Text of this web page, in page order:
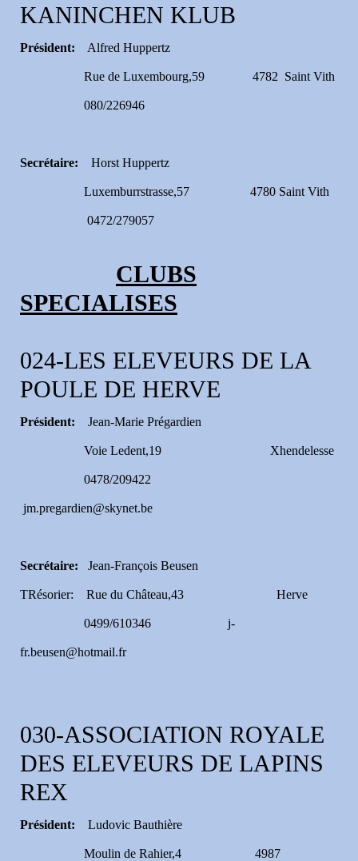
KANINCHEN KLUB
Président: Alfred Huppertz
Rue de Luxembourg,59 4782 Saint Vith
080/226946
Secrétaire: Horst Huppertz
Luxemburrstrasse,57 4780 Saint Vith
0472/279057
CLUBS
SPECIALISES
024-LES ELEVEURS DE LA
POULE DE HERVE
Président: Jean-Marie Prégardien
Voie Ledent,19 Xhendelesse
0478/209422
jm.pregardien@skynet.be
Secrétaire: Jean-François Beusen
TRésorier: Rue du Château,43 Herve
0499/610346 j-
fr.beusen@hotmail.fr
030-ASSOCIATION ROYALE
DES ELEVEURS DE LAPINS
REX
Président: Ludovic Bauthière
Moulin de Rahier,4 4987